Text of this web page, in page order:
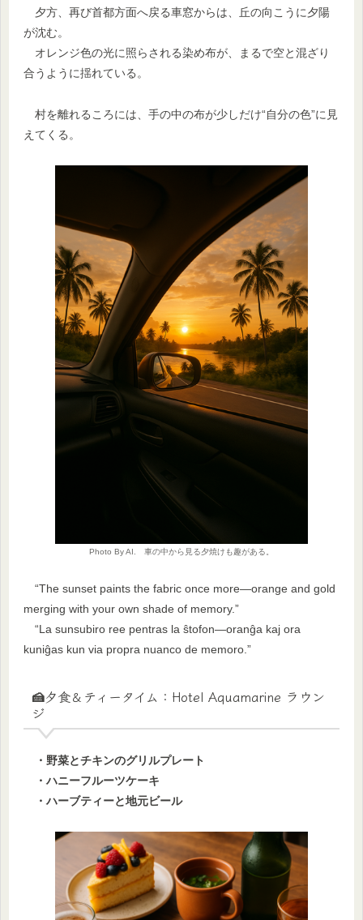
夕方、再び首都方面へ戻る車窓からは、丘の向こうに夕陽
が沈む。
オレンジ色の光に照らされる染め布が、まるで空と混ざり
合うように揺れている。
村を離れるころには、手の中の布が少しだけ“自分の色”に見
えてくる。
Photo By AI. 車の中から見る夕焼けも趣がある。
“The sunset paints the fabric once more—orange and gold
merging with your own shade of memory.”
“La sunsubiro ree pentras la ŝtofon—oranĝa kaj ora
kuniĝas kun via propra nuanco de memoro.”
🍰夕食＆ティータイム：Hotel Aquamarine ラウン
ジ
・野菜とチキンのグリルプレート
・ハニーフルーツケーキ
・ハーブティーと地元ビール